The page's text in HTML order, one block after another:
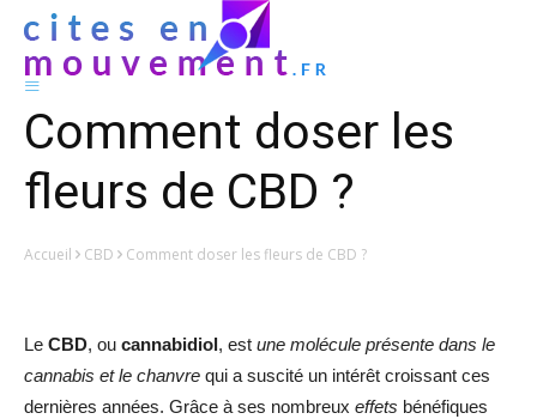
Comment doser les
fleurs de CBD ?
Accueil CBD Comment doser les fleurs de CBD ?
Le CBD, ou cannabidiol, est une molécule présente dans le
cannabis et le chanvre qui a suscité un intérêt croissant ces
dernières années. Grâce à ses nombreux effets bénéfiques